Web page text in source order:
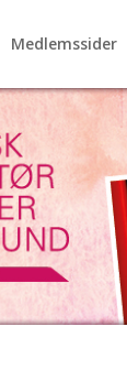
Medlemssider